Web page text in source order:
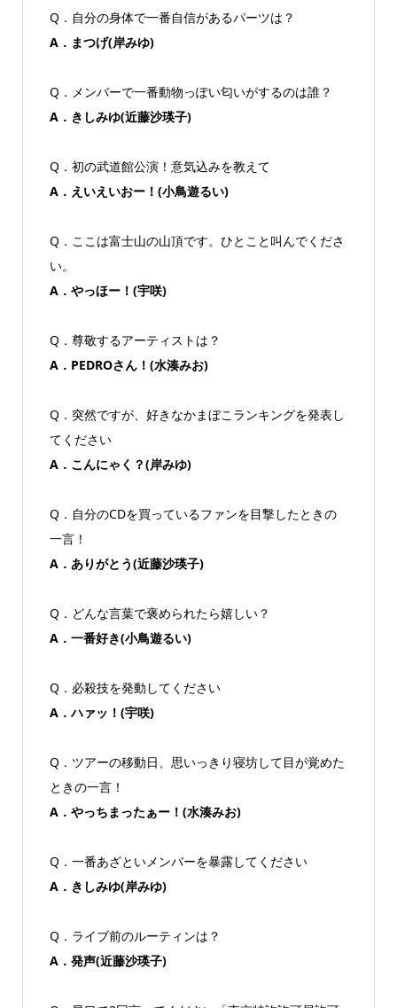
Q．自分の身体で一番自信があるパーツは？
A．まつげ(岸みゆ)
Q．メンバーで一番動物っぽい匂いがするのは誰？
A．きしみゆ(近藤沙瑛子)
Q．初の武道館公演！意気込みを教えて
A．えいえいおー！(小鳥遊るい)
Q．ここは富士山の山頂です。ひとこと叫んでくださ
い。
A．やっほー！(宇咲)
Q．尊敬するアーティストは？
A．PEDROさん！(水湊みお)
Q．突然ですが、好きなかまぼこランキングを発表し
てください
A．こんにゃく？(岸みゆ)
Q．自分のCDを買っているファンを目撃したときの
一言！
A．ありがとう(近藤沙瑛子)
Q．どんな言葉で褒められたら嬉しい？
A．一番好き(小鳥遊るい)
Q．必殺技を発動してください
A．ハァッ！(宇咲)
Q．ツアーの移動日、思いっきり寝坊して目が覚めた
ときの一言！
A．やっちまったぁー！(水湊みお)
Q．一番あざといメンバーを暴露してください
A．きしみゆ(岸みゆ)
Q．ライブ前のルーティンは？
A．発声(近藤沙瑛子)